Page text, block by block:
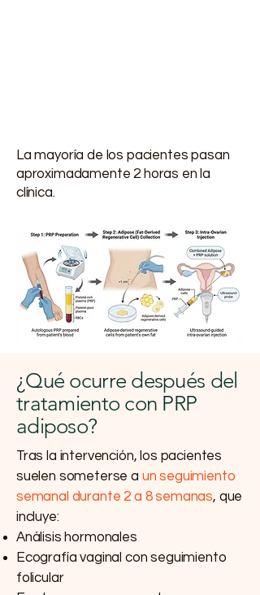
La mayoría de los pacientes pasan
aproximadamente 2 horas en la
clínica.
¿Qué ocurre después del
tratamiento con PRP
adiposo?
Tras la intervención, los pacientes
suelen someterse a un seguimiento
semanal durante 2 a 8 semanas, que
incluye:
Análisis hormonales
Ecografía vaginal con seguimiento
folicular